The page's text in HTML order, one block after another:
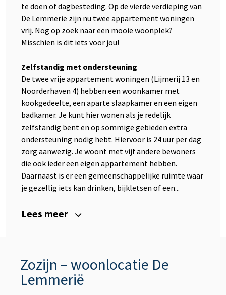
te doen of dagbesteding. Op de vierde verdieping van
De Lemmerië zijn nu twee appartement woningen
vrij. Nog op zoek naar een mooie woonplek?
Misschien is dit iets voor jou!
Zelfstandig met ondersteuning
De twee vrije appartement woningen (Lijmerij 13 en
Noorderhaven 4) hebben een woonkamer met
kookgedeelte, een aparte slaapkamer en een eigen
badkamer. Je kunt hier wonen als je redelijk
zelfstandig bent en op sommige gebieden extra
ondersteuning nodig hebt. Hiervoor is 24 uur per dag
zorg aanwezig. Je woont met vijf andere bewoners
die ook ieder een eigen appartement hebben.
Daarnaast is er een gemeenschappelijke ruimte waar
je gezellig iets kan drinken, bijkletsen of een...
Lees meer
Zozijn – woonlocatie De
Lemmerië